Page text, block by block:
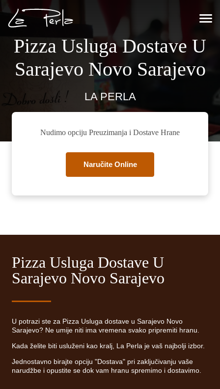
Pizza Usluga Dostave U
Sarajevo Novo Sarajevo
LA PERLA
Nudimo opciju Preuzimanja i Dostave Hrane
Naručite Online
Pizza Usluga Dostave U
Sarajevo Novo Sarajevo
U potrazi ste za Pizza Usluga dostave u Sarajevo Novo
Sarajevo? Ne umije niti ima vremena svako pripremiti hranu.
Kada želite biti usluženi kao kralj, La Perla je vaš najbolji izbor.
Jednostavno birajte opciju "Dostava" pri zaključivanju vaše
narudžbe i opustite se dok vam hranu spremimo i dostavimo.